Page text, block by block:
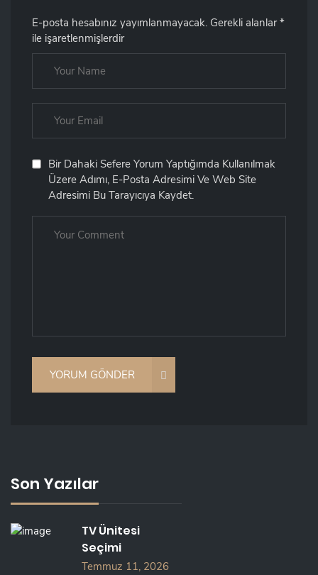
E-posta hesabınız yayımlanmayacak. Gerekli alanlar*
ile işaretlenmişlerdir
Bir Dahaki Sefere Yorum Yaptığımda Kullanılmak
Üzere Adımı, E-Posta Adresimi Ve Web Site
Adresimi Bu Tarayıcıya Kaydet.
Son Yazılar
TV Ünitesi
Seçimi
Temmuz 11, 2026